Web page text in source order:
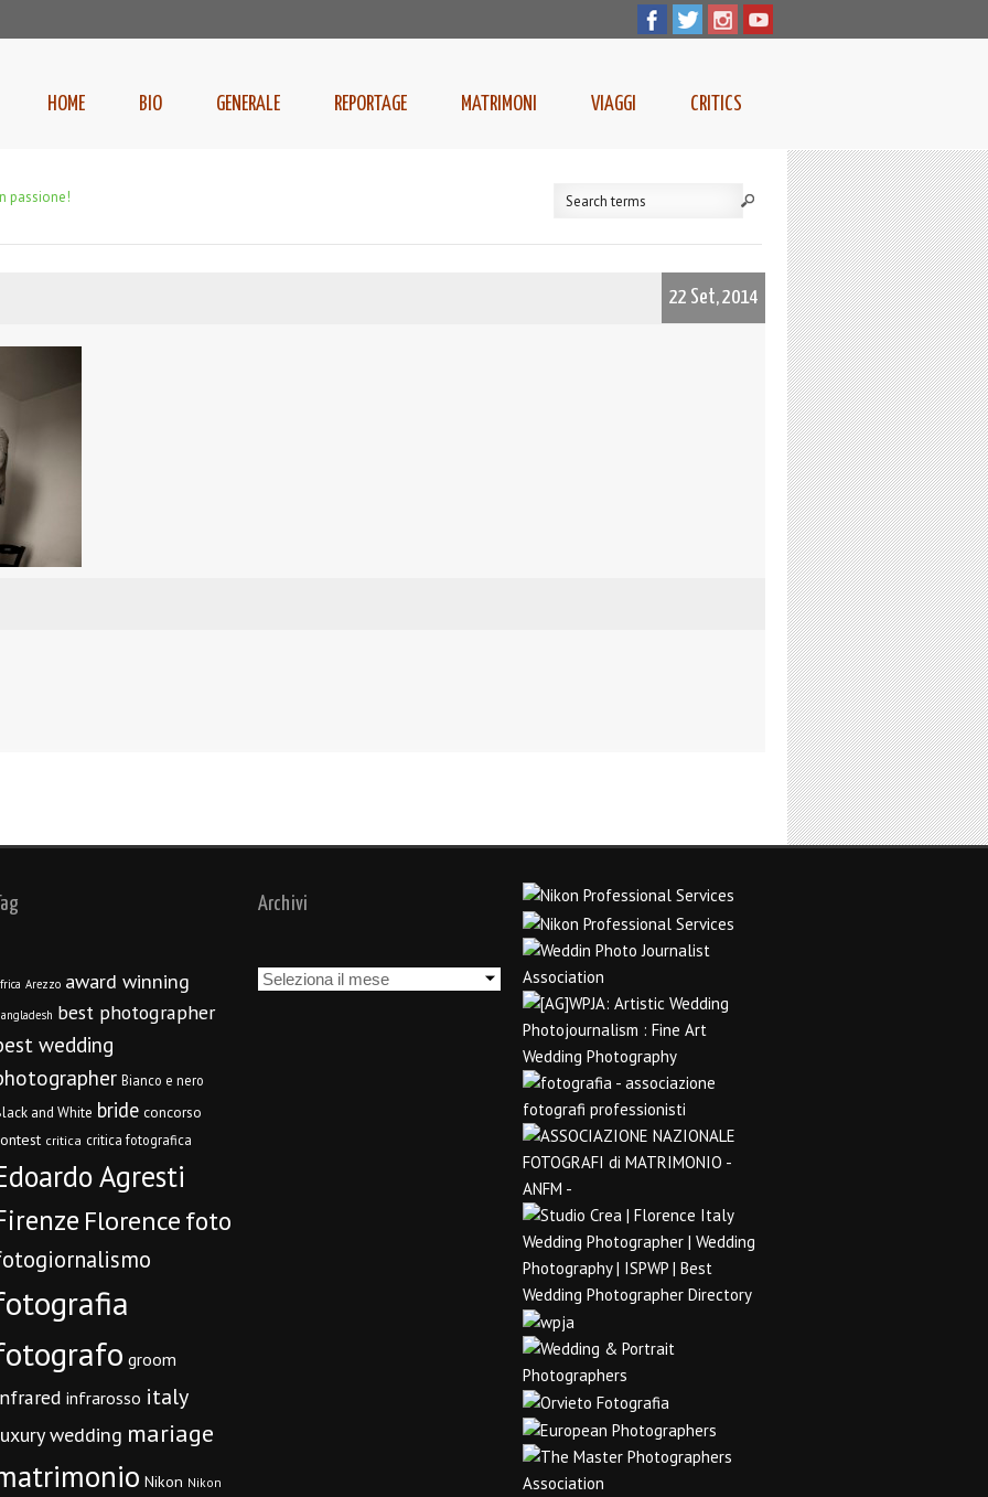
HOME BIO GENERALE REPORTAGE MATRIMONI VIAGGI CRITICS
passione!
22 Set, 2014
Arezzo award winning
best photographer
wedding
Bianco e nero
and White bride concorso
critica critica fotografica
Agresti
Florencefoto
groom
infrarosso italy
wedding mariage
Nikon Nikon
Archivi
Archivi